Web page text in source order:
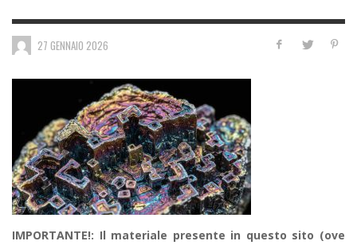
27 GENNAIO 2026
IMPORTANTE!: Il materiale presente in questo sito (ove